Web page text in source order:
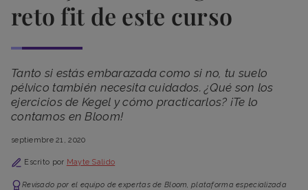
reto fit de este curso
Tanto si estás embarazada como si no, tu suelo
pélvico también necesita cuidados. ¿Qué son los
ejercicios de Kegel y cómo practicarlos? ¡Te lo
contamos en Bloom!
septiembre 21, 2020
Escrito por Mayte Salido
Revisado por el equipo de expertas de Bloom, plataforma especializada